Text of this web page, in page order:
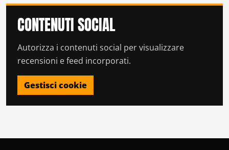
CONTENUTI SOCIAL
Autorizza i contenuti social per visualizzare
recensioni e feed incorporati.
Gestisci cookie